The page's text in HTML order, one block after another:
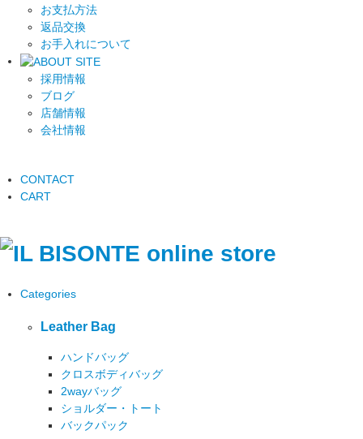
お支払方法
返品交換
お手入れについて
採用情報
ブログ
店舗情報
会社情報
CONTACT
CART
Categories
Leather Bag
ハンドバッグ
クロスボディバッグ
2wayバッグ
ショルダー・トート
バックパック